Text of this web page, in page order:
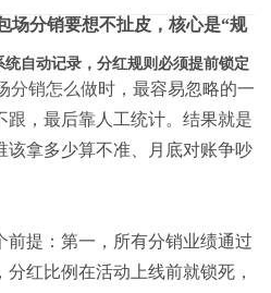
场分销要想不扯皮，核心是“规
自动记录，分红规则必须提前锁定
分销怎么做时，最容易忽略的一
跟，最后靠人工统计。结果就是
拿多少算不准、月底对账争吵
前提：第一，所有分销业绩通过
红比例在活动上线前就锁死，